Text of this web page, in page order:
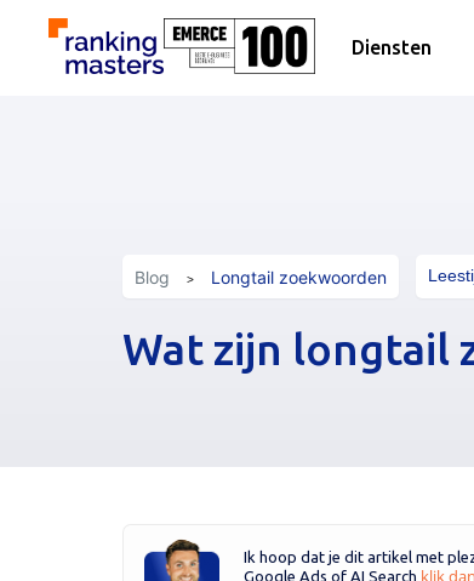
Diensten
Blog Longtail zoekwoorden
Wat zijn longtail
Ik hoop dat je dit artikel met
Google Ads of AI Search klik